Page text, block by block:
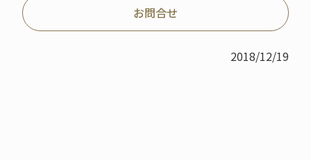
お問合せ
2018/12/19